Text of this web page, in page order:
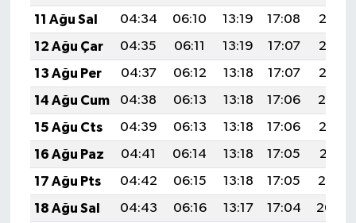
11 Ağu Sal
04:34 06:10 13:19 17:08
20:18
12 Ağu Çar
04:35 06:11 13:19 17:07
20:17
13 Ağu Per
04:37 06:12 13:18 17:07
20:15
14 Ağu Cum
04:38 06:13 13:18 17:06
20:14
15 Ağu Cts
04:39 06:13 13:18 17:06
20:13
16 Ağu Paz
04:41 06:14 13:18 17:05
20:11
17 Ağu Pts
04:42 06:15 13:18 17:05
20:10
18 Ağu Sal
04:43 06:16 13:17 17:04
20:09